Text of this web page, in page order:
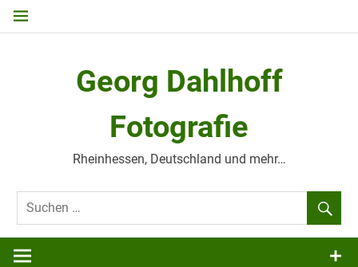
Zum
Georg Dahlhoff
Fotografie
Rheinhessen, Deutschland und mehr…